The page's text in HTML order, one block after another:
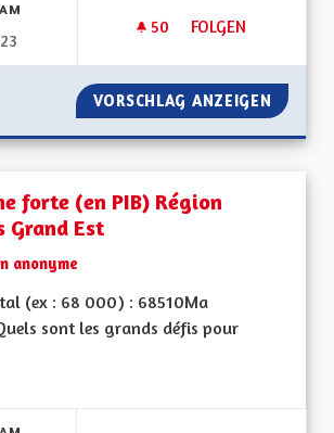
50 50 FOLLOWER
FOLGEN
NUISANCES
VORSCHLAG ANZEIGEN
forte (en PIB) Région
Grand Est
anonyme
(ex : 68 000) : 68510Ma
sont les grands défis pour